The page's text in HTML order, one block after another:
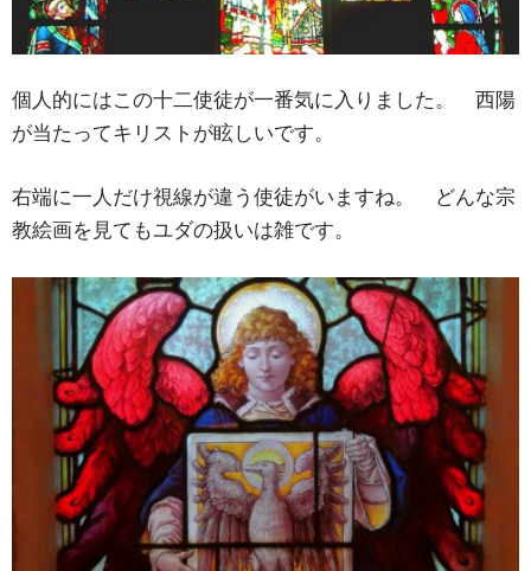
個人的にはこの十二使徒が一番気に入りました。 西陽
が当たってキリストが眩しいです。
右端に一人だけ視線が違う使徒がいますね。 どんな宗
教絵画を見てもユダの扱いは雑です。